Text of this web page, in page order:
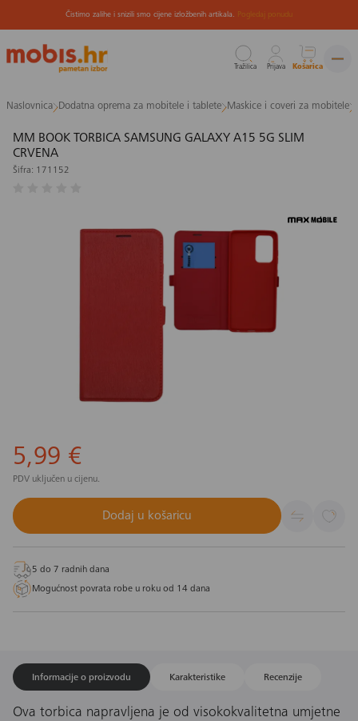
na
Čistimo zalihe i snizili smo cijene izložbenih artikala. Pogledaj ponudu
Tražilica Prijava Košarica
Naslovnica Dodatna oprema za mobitele i tablete Maskice i coveri za mobitele
MM BOOK TORBICA SAMSUNG GALAXY A15 5G SLIM
CRVENA
Šifra: 171152
5,99 €
PDV uključen u cijenu.
Dodaj u košaricu
5 do 7 radnih dana
Mogućnost povrata robe u roku od 14 dana
Informacije o proizvodu Karakteristike Recenzije
Ova torbica napravljena je od visokokvalitetna umjetne